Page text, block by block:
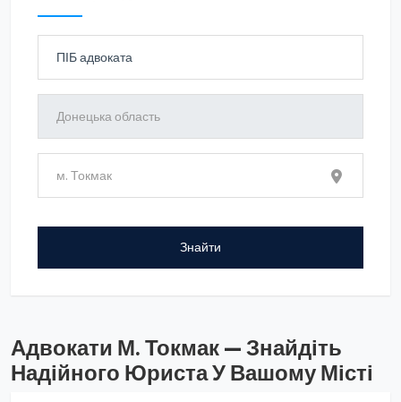
Адвокати М. Токмак — Знайдіть
Надійного Юриста У Вашому Місті